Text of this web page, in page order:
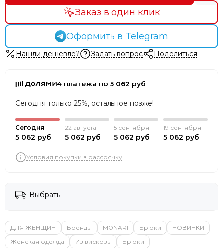
Заказ в один клик
Оформить в Telegram
Нашли дешевле? Задать вопрос Поделиться
4 платежа по 5 062 руб
Сегодня только 25%, остальное позже!
Сегодня
5 062 руб
22 августа
5 062 руб
5 сентября
5 062 руб
19 сентября
5 062 руб
Условия покупки в рассрочку
Выбрать
ДЛЯ ЖЕНЩИН Бренды MONARI Брюки
НОВИНКИ
Женская одежда
Из вискозы Брюки